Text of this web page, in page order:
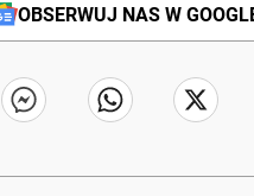
OBSERWUJ NAS W